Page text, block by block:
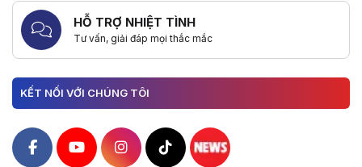
HỖ TRỢ NHIỆT TÌNH
Tư vấn, giải đáp mọi thắc mắc
KẾT NỐI VỚI CHÚNG TÔI
Hacom Facebook
Hacom YouTube
Hacom Instagram
Hacom TikTok